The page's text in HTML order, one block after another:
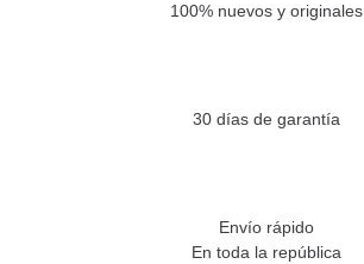
100% nuevos y originales
30 días de garantía
Envío rápido
En toda la república